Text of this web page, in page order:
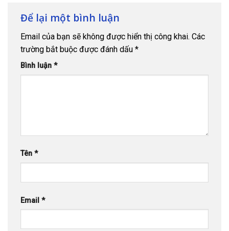
Để lại một bình luận
Email của bạn sẽ không được hiển thị công khai. Các
trường bắt buộc được đánh dấu *
Bình luận *
Tên *
Email *